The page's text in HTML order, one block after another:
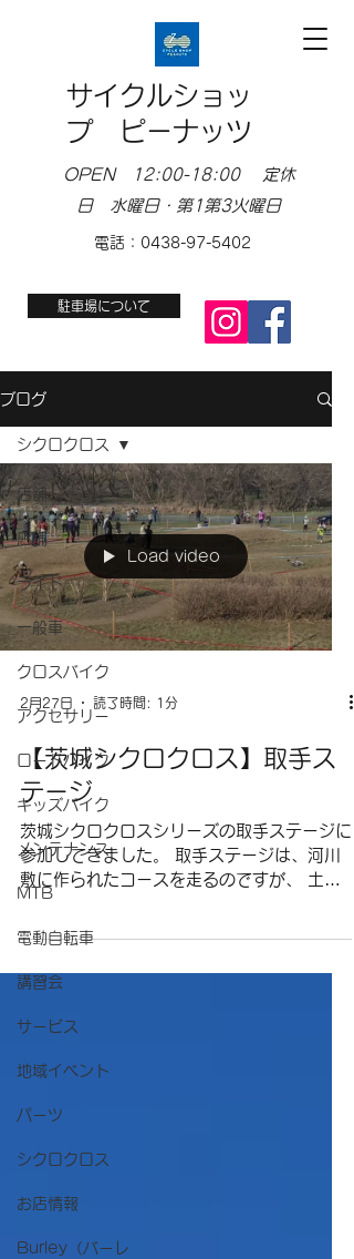
サイクルショッ
プ ピーナッツ
OPEN 12:00-18:00 定休
日 水曜日・第1第3火曜日
電話：0438-97-5402
駐車場について
ブログ
店舗
店舗
ライド
一般車
クロスバイク
アクセサリー
ロードバイク
キッズバイク
メンテナンス
MTB
電動自転車
講習会
サービス
地域イベント
パーツ
シクロクロス
お店情報
Burley（バーレ
シクロクロス
Load video
2月27日 読了時間: 1分
【茨城シクロクロス】取手ス
テージ
茨城シクロクロスシリーズの取手ステージに
参加してきました。 取手ステージは、河川
敷に作られたコースを走るのですが、 土手
の上からコースを見渡すことができるので、
観戦していても面白いコースです。 コース
にアップダウンがあり、 クネクネと左右に
テクニカルコースという感じです。 当日
ても強く、 向かい風になるとしっかり踏ま
自分はME1降格圏だったので、気合を入れ
ったものの向かい風のバックストレートで思
い切り踏んで、 20番前後までジャンアップ
け。その後はズルズルと後退していき結局